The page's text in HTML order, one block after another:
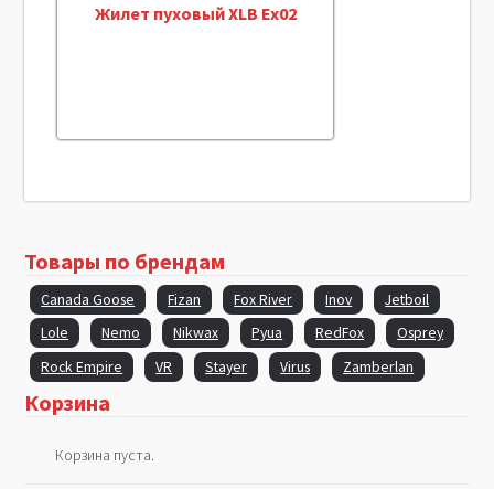
Жилет пуховый XLB Ex02
Товары по брендам
Canada Goose Fizan Fox River Inov
Jetboil
Lole
Nemo Nikwax Pyua RedFox
Osprey
Rock Empire
VR Stayer Virus Zamberlan
Корзина
Корзина пуста.